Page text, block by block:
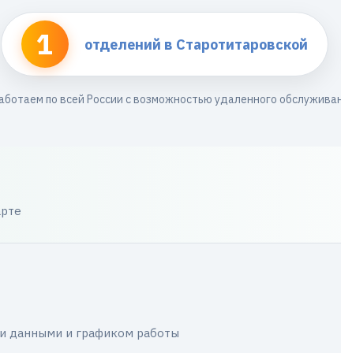
1 отделений в Старотитаровской
по всей России с возможностью удаленного
данными и графиком работы